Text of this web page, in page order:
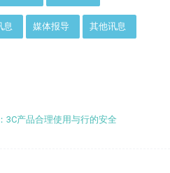
息 媒体报导 其他讯息
3C产品合理使用与行的安全